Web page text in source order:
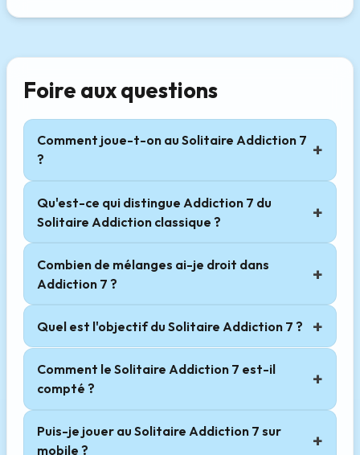
Foire aux questions
Comment joue-t-on au Solitaire Addiction 7
?
Qu'est-ce qui distingue Addiction 7 du
Solitaire Addiction classique ?
Combien de mélanges ai-je droit dans
Addiction 7 ?
Quel est l'objectif du Solitaire Addiction 7 ?
Comment le Solitaire Addiction 7 est-il
compté ?
Puis-je jouer au Solitaire Addiction 7 sur
mobile ?